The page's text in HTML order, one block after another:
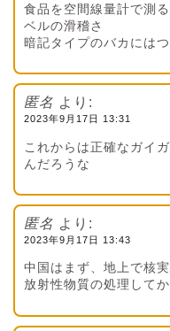
食品を空間線量計で測
ベルの滑稽さ
暗記タイプのバカには
匿名 より:
2023年9月17日 13:31
これからは正確なガイ
んだろうな
匿名 より:
2023年9月17日 13:43
中国はまず、地上で核
放射性物質の処理して